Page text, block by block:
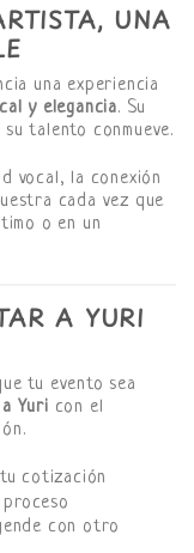
UNA
una experiencia
y elegancia. Su
talento conmueve.
vocal, la conexión
cada vez que
o en un
A YURI
tu evento sea
Yuri con el
cotización
con otro